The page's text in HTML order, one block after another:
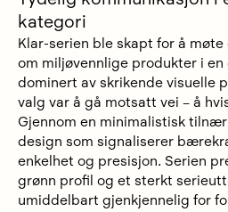
kategori
Klar-serien ble skapt for å
om miljøvennlige produkter i
dominert av skrikende visuelle
valg var å gå motsatt vei – å
Gjennom en minimalistisk
design som signaliserer
enkelhet og presisjon. Serien
grønn profil og et sterkt
umiddelbart gjenkjennelig for